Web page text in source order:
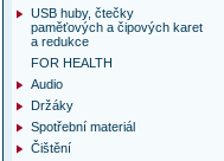
USB huby, čtečky
paměťových a čipových karet
a redukce
FOR HEALTH
Audio
Držáky
Spotřební materiál
Čištění